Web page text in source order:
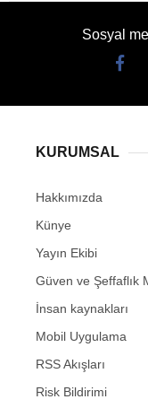
Sosyal
KURUMSAL
Hakkımızda
Künye
Yayın Ekibi
Güven ve Şeffaflık
İnsan kaynakları
Mobil Uygulama
RSS Akışları
Risk Bildirimi